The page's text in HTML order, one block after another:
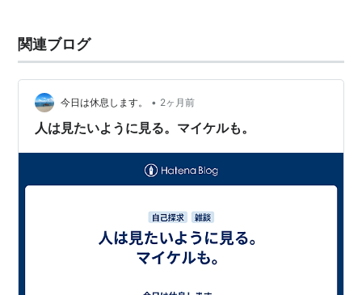
関連ブログ
今日は休息します。 • 2ヶ月前
人は見たいように見る。マイケルも。